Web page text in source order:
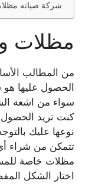
شركة صيانه
مظلات
من المطالب
الحصول عليها هو
سواء من اشعة
كنت تريد
نوعها عليك
تتمكن من شراء
مظلات خاصة
اختار الشكل